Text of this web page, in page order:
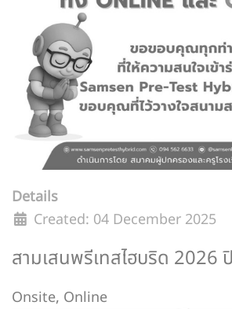
Details
Created: 04 December 2025
สามเสนพรีเทสไฮบริด 2026
Onsite, Online